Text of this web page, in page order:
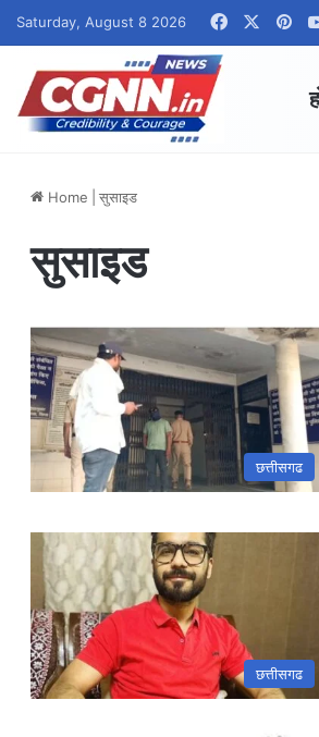
Saturday, August 8 2026 Facebook
Home सुसाइड
सुसाइड
छत्तीसगढ
छत्तीसगढ